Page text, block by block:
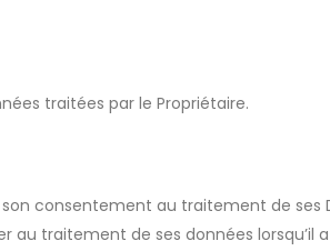
traitées par le Propriétaire.
son consentement au traitement de
au traitement de ses données